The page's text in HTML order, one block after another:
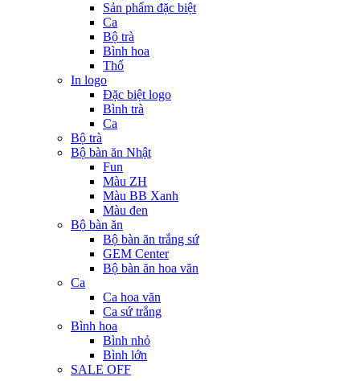
Sản phẩm đặc biệt
Ca
Bộ trà
Bình hoa
Thố
In logo
Đặc biệt logo
Bình trà
Ca
Bộ trà
Bộ bàn ăn Nhật
Fun
Màu ZH
Màu BB Xanh
Màu đen
Bộ bàn ăn
Bộ bàn ăn trắng sứ
GEM Center
Bộ bàn ăn hoa văn
Ca
Ca hoa văn
Ca sứ trắng
Bình hoa
Bình nhỏ
Bình lớn
SALE OFF